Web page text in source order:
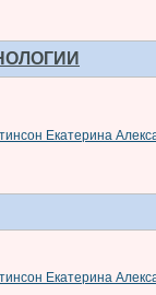
Екатерина
Екатерина